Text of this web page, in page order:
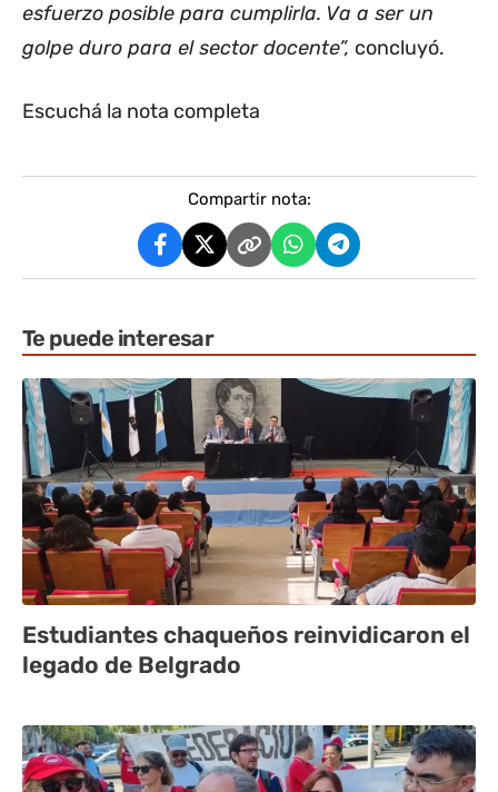
esfuerzo posible para cumplirla. Va a ser un
golpe duro para el sector docente”, concluyó.
Escuchá la nota completa
Compartir nota:
Te puede interesar
Estudiantes chaqueños reinvidicaron el
legado de Belgrado